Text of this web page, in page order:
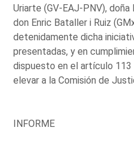
Uriarte (GV-EAJ-PNV),
don Enric Bataller i Ruiz
detenidamente dicha
presentadas, y en
dispuesto en el artículo
elevar a la Comisión de
INFORME